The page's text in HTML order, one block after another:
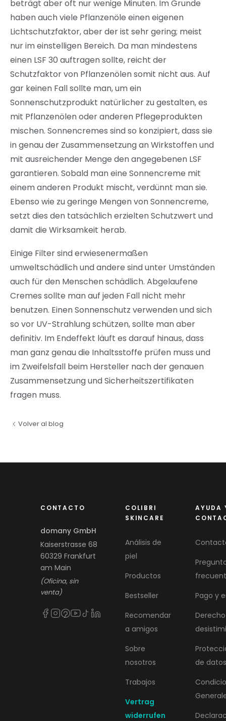
beträgt aber oft nur wenige Minuten. Im Grunde
haben auch viele Pflanzenöle einen eigenen
Lichtschutzfaktor, aber der ist sehr gering; meist
nur im einstelligen Bereich. Da man mindestens
einen LSF 30 auftragen sollte, reicht der
Schutzfaktor von Pflanzenölen somit nicht aus. Auf
gar keinen Fall sollte man, um ein
Sonnenschutzprodukt natürlicher zu gestalten, es
mit Pflanzenölen oder anderen Pflegeprodukten
mischen. Sonnencremes sind so konzipiert, dass sie
in genau der Zusammensetzung an Wirkstoffen und
mit ausreichender Menge den angegebenen LSF
garantieren. Sobald man eine Sonnencreme mit
einem anderen Produkt mischt, verdünnt man sie.
Ebenso wie zu geringe Mengen von Sonnencreme,
setzt dies den tatsächlich erzielten Schutzwert und
damit die Wirksamkeit herab.
Einige Filter sind erwiesenermaßen
umweltschädlich und andere sind unter Umständen
auch für den Menschen schädlich. Abgelaufene
Cremes sollte man auf jeden Fall nicht mehr
benutzen. Einen Sonnenschutz verwenden und sich
so vor UV-Strahlung schützen, sollte man aber
definitiv. Im Endeffekt läuft es darauf hinaus, dass
man ganz genau die Inhaltsstoffe prüfen muss und
im Zweifelsfall beim Hersteller nach der genauen
Zusammensetzung und Sicherheitszertifikaten
fragen muss.
Volver al blog
CONTACTO
domany GmbH
Kaiserstrasse 68
60329 Frankfurt
am Main
(Oficina, sin
venta)
COLIBRI
SKINCARE
Análisis de
piel
Productos
Bestseller
Recomendar
a amigos
Sobre
nosotros
Trabajos
Vertrag
widerrufen
AYUDA
Pago y
de datos